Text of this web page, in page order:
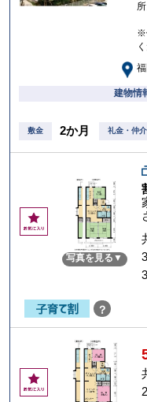
※
建物情
敷金 2か月 礼金・仲
お
気
写真を見る
？
お
気